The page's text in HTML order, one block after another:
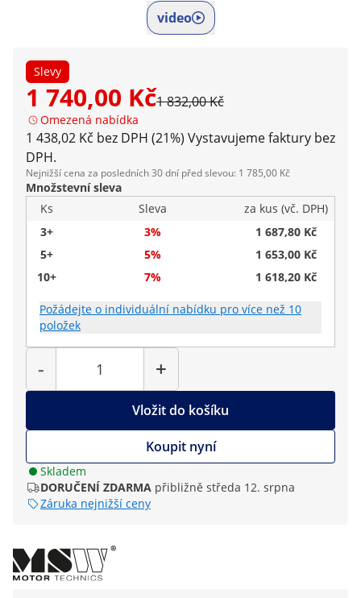
video
Slevy
1 740,00 Kč1 832,00 Kč
Omezená nabídka
1 438,02 Kč bez DPH (21%) Vystavujeme faktury bez
DPH.
Nejnižší cena za posledních 30 dní před slevou: 1 785,00 Kč
Množstevní sleva
Ks
Sleva
za kus (vč. DPH)
3+
3%
1 687,80 Kč
5+
5%
1 653,00 Kč
10+
7% 1 618,20 Kč
Požádejte o individuální nabídku pro více než 10
položek
-
Počet
+
Vložit do košíku
Koupit nyní
Skladem
DORUČENÍ ZDARMA přibližně středa 12. srpna
Záruka nejnižší ceny